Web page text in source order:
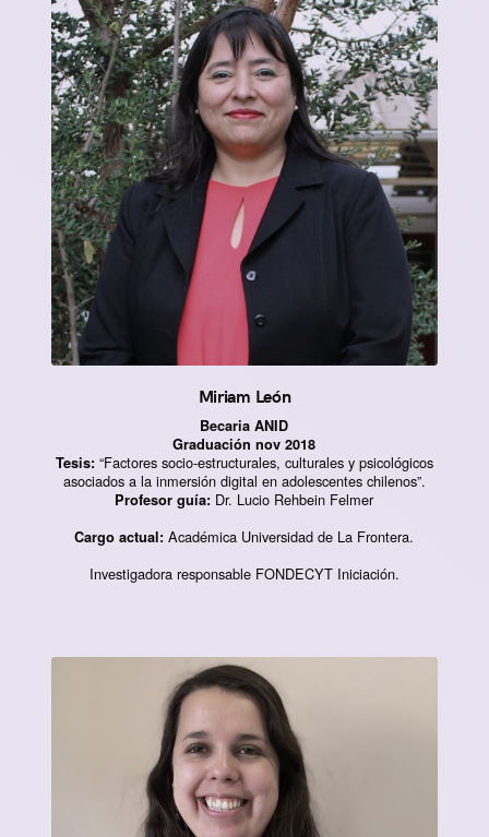
Miriam León
Becaria ANID
Graduación nov 2018
Tesis: “Factores socio-estructurales, culturales y psicológicos
asociados a la inmersión digital en adolescentes chilenos”.
Profesor guía: Dr. Lucio Rehbein Felmer
Cargo actual: Académica Universidad de La Frontera.
Investigadora responsable FONDECYT Iniciación.